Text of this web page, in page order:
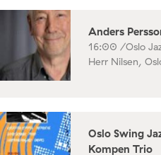
Anders
16:00 /Oslo
Herr Nilsen,
Oslo Swing
Kompen Trio